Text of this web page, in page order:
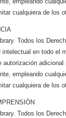
cualquiera de los
Todos los
en todo el
empleando
cualquiera de los
Todos los